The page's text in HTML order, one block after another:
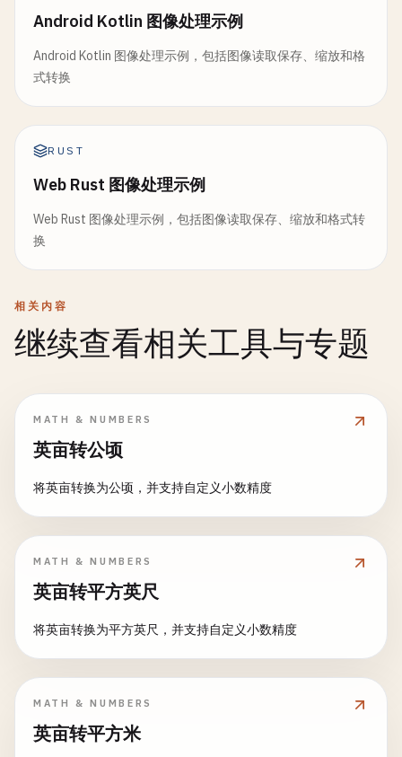
Android Kotlin 图像处理示例
Android Kotlin 图像处理示例，包括图像读取保存、缩放和格
式转换
RUST
Web Rust 图像处理示例
Web Rust 图像处理示例，包括图像读取保存、缩放和格式转
换
相关内容
继续查看相关工具与专题
MATH & NUMBERS
英亩转公顷
将英亩转换为公顷，并支持自定义小数精度
MATH & NUMBERS
英亩转平方英尺
将英亩转换为平方英尺，并支持自定义小数精度
MATH & NUMBERS
英亩转平方米